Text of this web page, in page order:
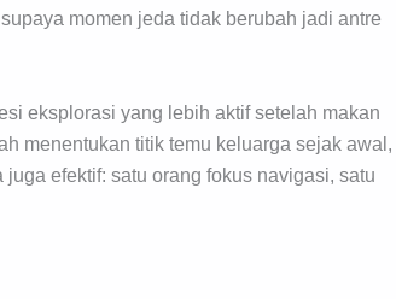
momen jeda tidak berubah jadi antre
eksplorasi yang lebih aktif setelah makan
menentukan titik temu keluarga sejak awal,
efektif: satu orang fokus navigasi, satu